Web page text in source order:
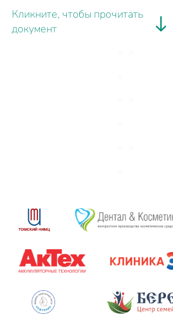
Кликните, чтобы прочитать
документ